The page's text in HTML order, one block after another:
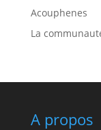
Acouphenes
La
A propos